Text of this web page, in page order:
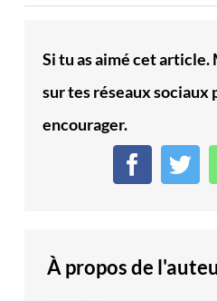
Si tu as aimé cet
sur tes réseaux sociaux
encourager.
À propos de